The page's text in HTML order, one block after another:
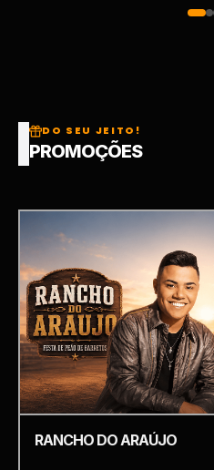
DO SEU JEITO!
PROMOÇÕES
RANCHO DO ARAÚJO